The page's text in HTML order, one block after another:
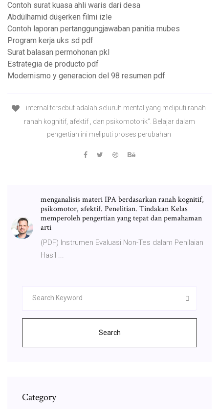
Contoh surat kuasa ahli waris dari desa
Abdülhamid düşerken filmi izle
Contoh laporan pertanggungjawaban panitia mubes
Program kerja uks sd pdf
Surat balasan permohonan pkl
Estrategia de producto pdf
Modernismo y generacion del 98 resumen pdf
internal tersebut adalah seluruh mental yang meliputi ranah-
ranah kognitif, afektif , dan psikomotorik”. Belajar dalam
pengertian ini meliputi proses perubahan
menganalisis materi IPA berdasarkan ranah kognitif,
psikomotor, afektif. Penelitian. Tindakan Kelas
memperoleh pengertian yang tepat dan pemahaman
arti
(PDF) Instrumen Evaluasi Non-Tes dalam Penilaian
Hasil ...
Search
Category